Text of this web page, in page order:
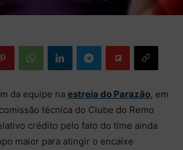
da equipe na estreia do Parazão, em
técnica do Clube do Remo
crédito pelo fato do time ainda
maior para atingir o encaixe